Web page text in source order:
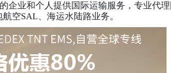
企业和个人提供国际运输服务，专业代理
空SAL、海运水陆路业务。